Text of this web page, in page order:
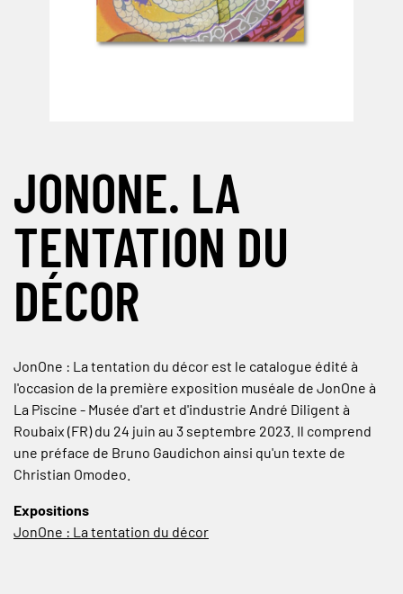
JONONE. LA
TENTATION DU
DÉCOR
JonOne : La tentation du décor est le catalogue édité à
l'occasion de la première exposition muséale de JonOne à
La Piscine - Musée d'art et d'industrie André Diligent à
Roubaix (FR) du 24 juin au 3 septembre 2023. Il comprend
une préface de Bruno Gaudichon ainsi qu'un texte de
Christian Omodeo.
Expositions
JonOne : La tentation du décor